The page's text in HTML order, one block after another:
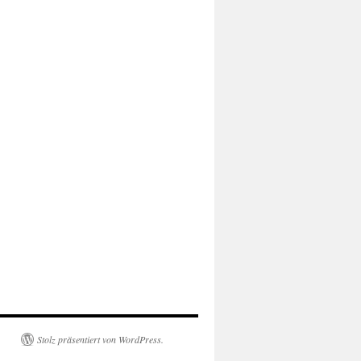
Stolz präsentiert von WordPress.